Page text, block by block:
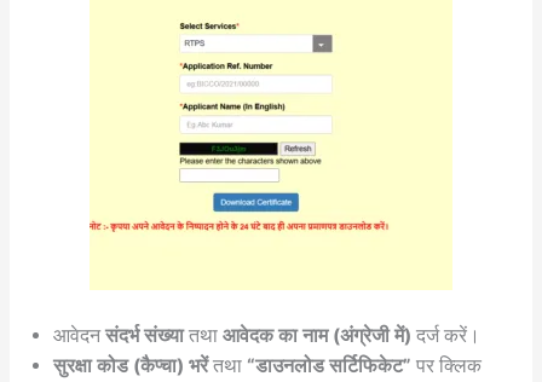
आवेदनसंदर्भ संख्यातथा आवेदक का नाम (अंग्रेजी में) दर्ज करें।
सुरक्षा कोड (कैप्चा) भरेंतथा “डाउनलोड सर्टिफिकेट” पर क्लिक